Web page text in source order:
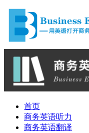
首页
商务英语听力
商务英语翻译